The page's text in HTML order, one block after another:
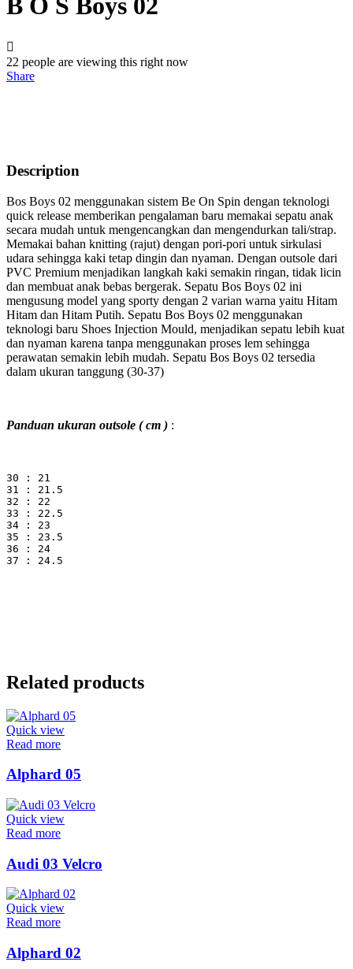
B O S Boys 02
22 people are viewing this right now
Share
Description
Bos Boys 02 menggunakan sistem Be On Spin dengan teknologi
quick release memberikan pengalaman baru memakai sepatu anak
secara mudah untuk mengencangkan dan mengendurkan tali/strap.
Memakai bahan knitting (rajut) dengan pori-pori untuk sirkulasi
udara sehingga kaki tetap dingin dan nyaman. Dengan outsole dari
PVC Premium menjadikan langkah kaki semakin ringan, tidak licin
dan membuat anak bebas bergerak. Sepatu Bos Boys 02 ini
mengusung model yang sporty dengan 2 varian warna yaitu Hitam
Hitam dan Hitam Putih. Sepatu Bos Boys 02 menggunakan
teknologi baru Shoes Injection Mould, menjadikan sepatu lebih kuat
dan nyaman karena tanpa menggunakan proses lem sehingga
perawatan semakin lebih mudah. Sepatu Bos Boys 02 tersedia
dalam ukuran tanggung (30-37)
Panduan ukuran outsole ( cm ) :
30 : 21
31 : 21.5
32 : 22
33 : 22.5
34 : 23
35 : 23.5
36 : 24
37 : 24.5
Related products
Quick view
Read more
Alphard 05
Quick view
Read more
Audi 03 Velcro
Quick view
Read more
Alphard 02